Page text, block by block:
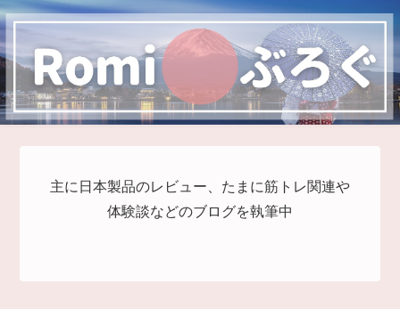
主に日本製品のレビュー、たまに筋トレ関連や
体験談などのブログを執筆中